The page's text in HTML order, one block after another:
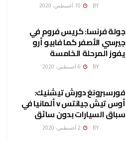
BY
جولة فرنسا: كريس فروم في
جيرسي الأصفر كما فابيو أرو
يفوز المرحلة الخامسة
BY
فورسبرونغ دورش تيشنيك:
أوس تيش جيانتس v ألمانيا في
سباق السيارات بدون سائق
BY